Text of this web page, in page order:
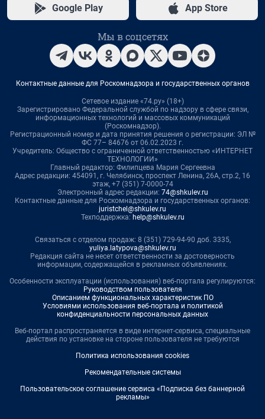
Google Play App Store
Мы в соцсетях
Контактные данные для Роскомнадзора и государственных органов
Сетевое издание «74.ру» (18+)
Зарегистрировано Федеральной службой по надзору в сфере связи,
информационных технологий и массовых коммуникаций
(Роскомнадзор).
Регистрационный номер и дата принятия решения о регистрации: ЭЛ №
ФС 77– 84676 от 06.02.2023 г.
Учредитель: Общество с ограниченной ответственностью «ИНТЕРНЕТ
ТЕХНОЛОГИИ»
Главный редактор: Филипцева Мария Сергеевна
Адрес редакции: 454091, г. Челябинск, проспект Ленина, 26А, стр.2, 16
этаж, +7 (351) 7-0000-74
Электронный адрес редакции: 74@shkulev.ru
Контактные данные для Роскомнадзора и государственных органов:
juristchel@shkulev.ru
Техподдержка: help@shkulev.ru
Связаться с отделом продаж: 8 (351) 729-94-90 доб. 3335,
yuliya.latypova@shkulev.ru
Редакция сайта не несет ответственности за достоверность
информации, содержащейся в рекламных объявлениях.
Особенности эксплуатации (использования) веб-портала регулируются:
Руководством пользователя
Описанием функциональных характеристик ПО
Условиями использования веб-портала и политикой
конфиденциальности персональных данных
Веб-портал распространяется в виде интернет-сервиса, специальные
действия по установке на стороне пользователя не требуются
Политика использования cookies
Рекомендательные системы
Пользовательское соглашение сервиса «Подписка без баннерной
рекламы»